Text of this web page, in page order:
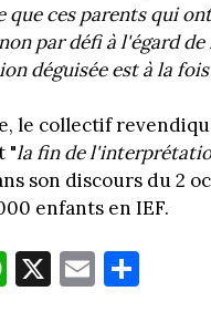
que ces parents qui
par défi à l'égard
déguisée est à la
le collectif
"la fin de
son discours du 2
enfants en IEF.
W X E